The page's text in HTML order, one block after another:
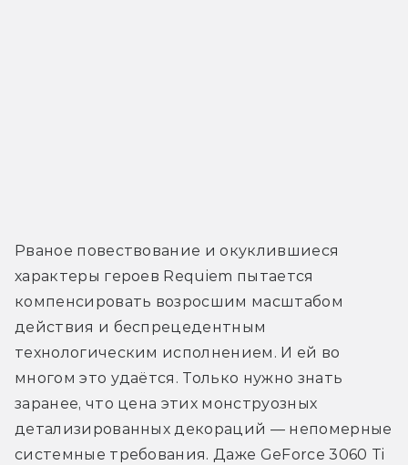
Рваное повествование и окуклившиеся
характеры героев Requiem пытается
компенсировать возросшим масштабом
действия и беспрецедентным
технологическим исполнением. И ей во
многом это удаётся. Только нужно знать
заранее, что цена этих монструозных
детализированных декораций — непомерные
системные требования. Даже GeForce 3060 Ti